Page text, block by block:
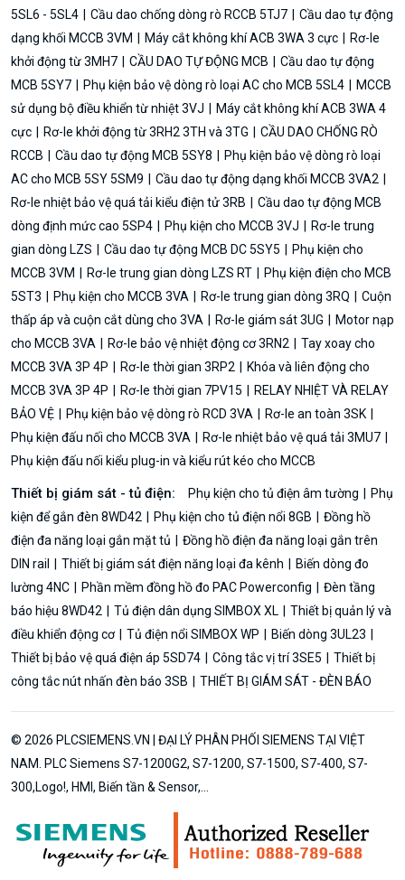
5SL6 - 5SL4
Cầu dao chống dòng rò RCCB 5TJ7
Cầu dao tự động
dạng khối MCCB 3VM
Máy cắt không khí ACB 3WA 3 cực
Rơ-le
khởi động từ 3MH7
CẦU DAO TỰ ĐỘNG MCB
Cầu dao tự động
MCB 5SY7
Phụ kiện bảo vệ dòng rò loại AC cho MCB 5SL4
MCCB
sử dụng bộ điều khiển từ nhiệt 3VJ
Máy cắt không khí ACB 3WA 4
cực
Rơ-le khởi động từ 3RH2 3TH và 3TG
CẦU DAO CHỐNG RÒ
RCCB
Cầu dao tự động MCB 5SY8
Phụ kiện bảo vệ dòng rò loại
AC cho MCB 5SY 5SM9
Cầu dao tự động dạng khối MCCB 3VA2
Rơ-le nhiệt bảo vệ quá tải kiểu điện tử 3RB
Cầu dao tự động MCB
dòng định mức cao 5SP4
Phụ kiện cho MCCB 3VJ
Rơ-le trung
gian dòng LZS
Cầu dao tự động MCB DC 5SY5
Phụ kiện cho
MCCB 3VM
Rơ-le trung gian dòng LZS RT
Phụ kiện điện cho MCB
5ST3
Phụ kiện cho MCCB 3VA Rơ-le trung gian dòng 3RQ
Cuộn
thấp áp và cuộn cắt dùng cho 3VA
Rơ-le giám sát 3UG
Motor nạp
cho MCCB 3VA
Rơ-le bảo vệ nhiệt động cơ 3RN2
Tay xoay cho
MCCB 3VA 3P 4P
Rơ-le thời gian 3RP2
Khóa và liên động cho
MCCB 3VA 3P 4P
Rơ-le thời gian 7PV15
RELAY NHIỆT VÀ RELAY
BẢO VỆ
Phụ kiện bảo vệ dòng rò RCD 3VA
Rơ-le an toàn 3SK
Phụ kiện đấu nối cho MCCB 3VA
Rơ-le nhiệt bảo vệ quá tải 3MU7
Phụ kiện đấu nối kiểu plug-in và kiểu rút kéo cho MCCB
Thiết bị giám sát - tủ điện: Phụ kiện cho tủ điện âm tường
Phụ
kiện để gắn đèn 8WD42
Phụ kiện cho tủ điện nổi 8GB
Đồng hồ
điện đa năng loại gắn mặt tủ
Đồng hồ điện đa năng loại gắn trên
DIN rail
Thiết bị giám sát điện năng loại đa kênh
Biến dòng đo
lường 4NC
Phần mềm đồng hồ đo PAC Powerconfig
Đèn tầng
báo hiệu 8WD42
Tủ điện dân dụng SIMBOX XL
Thiết bị quản lý và
điều khiển động cơ
Tủ điện nổi SIMBOX WP
Biến dòng 3UL23
Thiết bị bảo vệ quá điện áp 5SD74
Công tắc vị trí 3SE5
Thiết bị
công tắc nút nhấn đèn báo 3SB
THIẾT BỊ GIÁM SÁT - ĐÈN BÁO
© 2026 PLCSIEMENS.VN | ĐẠI LÝ PHÂN PHỐI SIEMENS TẠI VIỆT
NAM. PLC Siemens S7-1200G2, S7-1200, S7-1500, S7-400, S7-
300,Logo!, HMI, Biến tần & Sensor,...